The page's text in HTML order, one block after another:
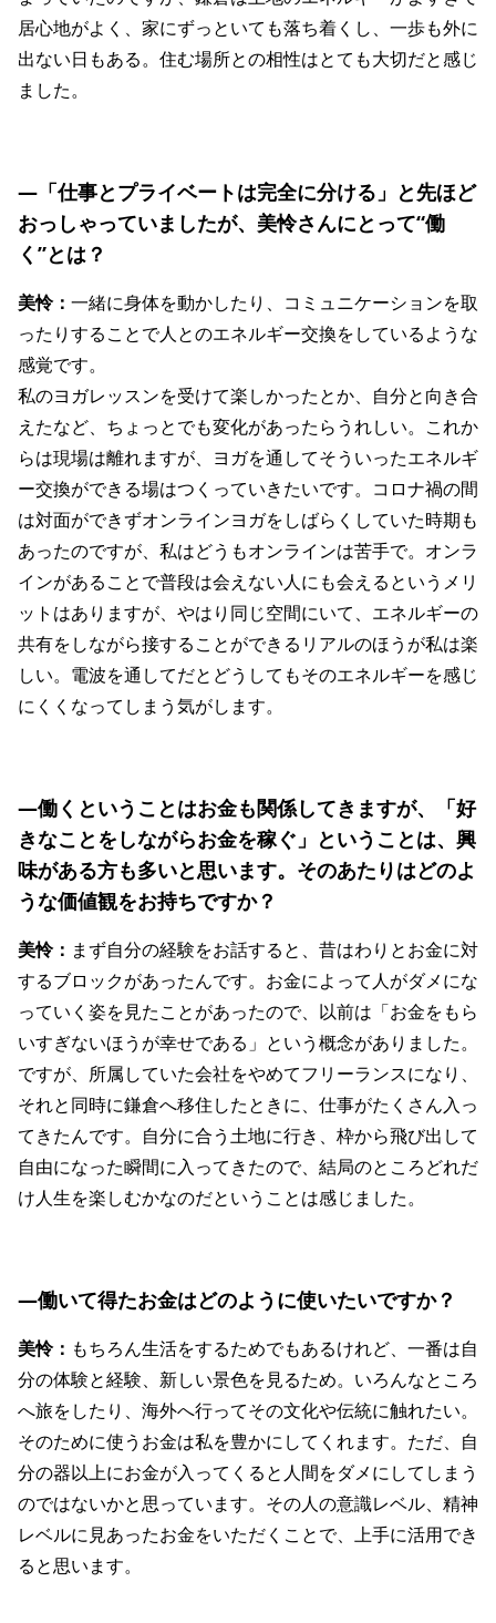
居心地がよく、家にずっといても落ち着くし、一歩も外に
出ない日もある。住む場所との相性はとても大切だと感じ
ました。
―「仕事とプライベートは完全に分ける」と先ほど
おっしゃっていましたが、美怜さんにとって“働
く”とは？
美怜： 一緒に身体を動かしたり、コミュニケーションを取
ったりすることで人とのエネルギー交換をしているような
感覚です。
私のヨガレッスンを受けて楽しかったとか、自分と向き合
えたなど、ちょっとでも変化があったらうれしい。これか
らは現場は離れますが、ヨガを通してそういったエネルギ
ー交換ができる場はつくっていきたいです。コロナ禍の間
は対面ができずオンラインヨガをしばらくしていた時期も
あったのですが、私はどうもオンラインは苦手で。オンラ
インがあることで普段は会えない人にも会えるというメリ
ットはありますが、やはり同じ空間にいて、エネルギーの
共有をしながら接することができるリアルのほうが私は楽
しい。電波を通してだとどうしてもそのエネルギーを感じ
にくくなってしまう気がします。
―働くということはお金も関係してきますが、「好
きなことをしながらお金を稼ぐ」ということは、興
味がある方も多いと思います。そのあたりはどのよ
うな価値観をお持ちですか？
美怜： まず自分の経験をお話すると、昔はわりとお金に対
するブロックがあったんです。お金によって人がダメにな
っていく姿を見たことがあったので、以前は「お金をもら
いすぎないほうが幸せである」という概念がありました。
ですが、所属していた会社をやめてフリーランスになり、
それと同時に鎌倉へ移住したときに、仕事がたくさん入っ
てきたんです。自分に合う土地に行き、枠から飛び出して
自由になった瞬間に入ってきたので、結局のところどれだ
け人生を楽しむかなのだということは感じました。
―働いて得たお金はどのように使いたいですか？
美怜： もちろん生活をするためでもあるけれど、一番は自
分の体験と経験、新しい景色を見るため。いろんなところ
へ旅をしたり、海外へ行ってその文化や伝統に触れたい。
そのために使うお金は私を豊かにしてくれます。ただ、自
分の器以上にお金が入ってくると人間をダメにしてしまう
のではないかと思っています。その人の意識レベル、精神
レベルに見あったお金をいただくことで、上手に活用でき
ると思います。